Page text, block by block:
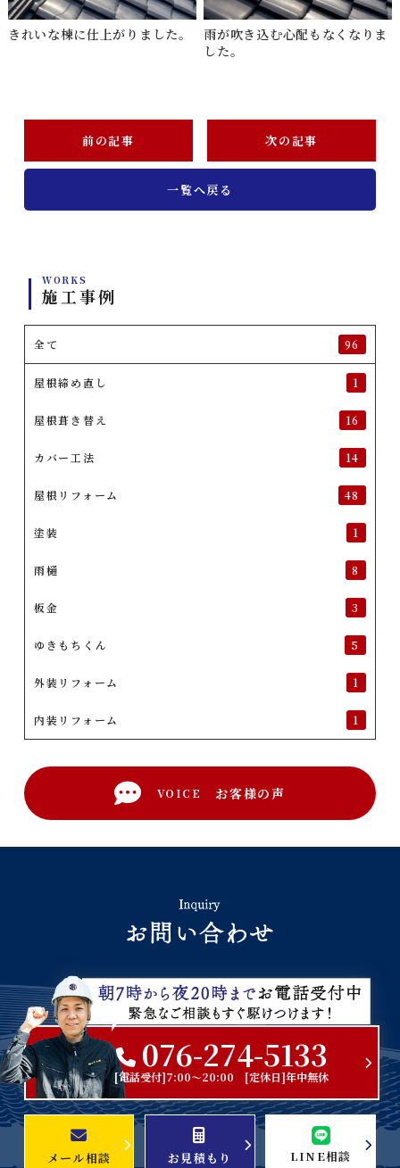
きれいな棟に仕上がりました。
雨が吹き込む心配もなくなりま
した。
前の記事 次の記事
一覧へ戻る
WORKS
施工事例
全て 96
屋根締め直し 1
屋根葺き替え 16
カバー工法 14
屋根リフォーム 48
塗装 1
雨樋 8
板金 3
ゆきもちくん 5
外装リフォーム 1
内装リフォーム 1
VOICE お客様の声
076-274-5133
[電話受付]7:00～20:00 [定休日]年中無休
メール相談 お見積もり LINE相談